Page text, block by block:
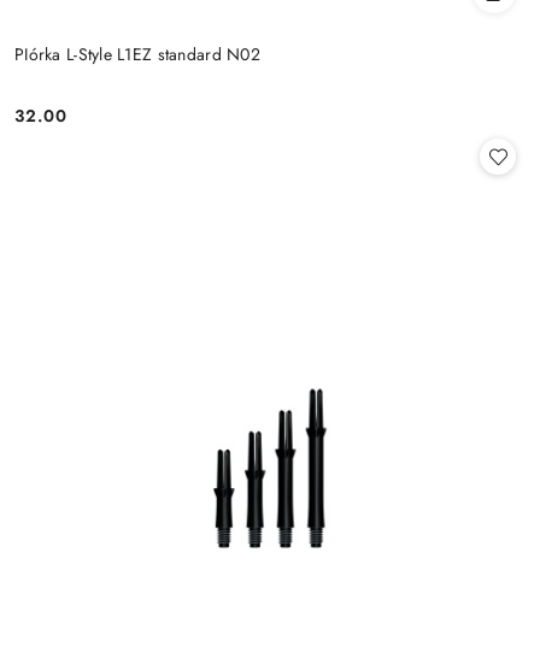
PIórka L-Style L1EZ standard N02
Cena:
32.00